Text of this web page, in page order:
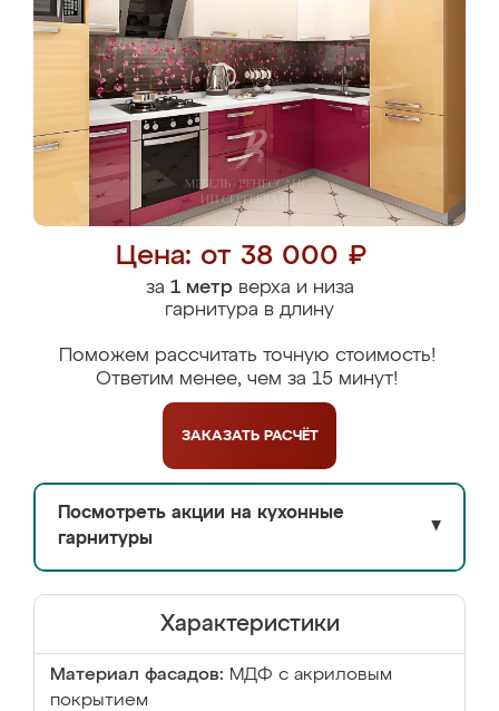
Цена: от 38 000 ₽
за 1 метрверха и низа
гарнитура в длину
Поможем рассчитать точную стоимость!
Ответим менее, чем за 15 минут!
ЗАКАЗАТЬ РАСЧЁТ
Посмотреть акции на кухонные
гарнитуры
▼
Характеристики
Материал фасадов: МДФ с акриловым
покрытием